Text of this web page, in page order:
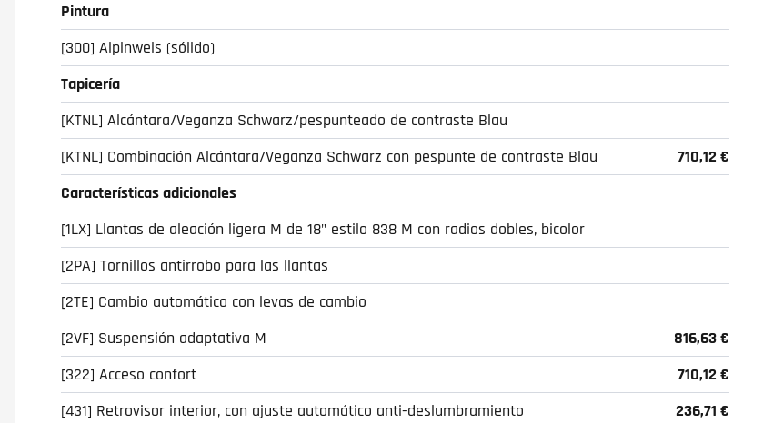
Pintura
[300] Alpinweis (sólido)
Tapicería
[KTNL] Alcántara/Veganza Schwarz/pespunteado de contraste Blau
[KTNL] Combinación Alcántara/Veganza Schwarz con pespunte de contraste Blau
710,12 €
Características adicionales
[1LX] Llantas de aleación ligera M de 18" estilo 838 M con radios dobles, bicolor
[2PA] Tornillos antirrobo para las llantas
[2TE] Cambio automático con levas de cambio
[2VF] Suspensión adaptativa M
816,63 €
[322] Acceso confort
710,12 €
[431] Retrovisor interior, con ajuste automático anti-deslumbramiento
236,71 €